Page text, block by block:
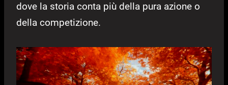
dove la storia conta più della pura azione o
della competizione.